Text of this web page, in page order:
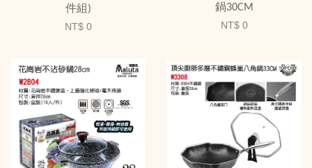
件組)
NT$ 0
鍋30CM
NT$ 0